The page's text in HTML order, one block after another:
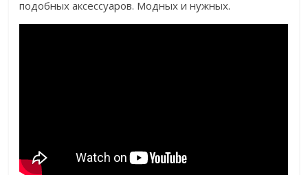
подобных аксессуаров. Модных и нужных.